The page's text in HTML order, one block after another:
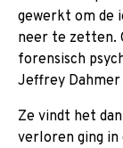
gewerkt om de
neer te zetten.
forensisch
Jeffrey Dahmer
Ze vindt het
verloren ging